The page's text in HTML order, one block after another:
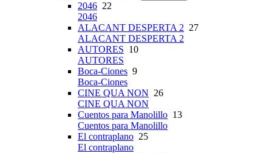
2046 22
2046
ALACANT DESPERTA 2 27
ALACANT DESPERTA 2
AUTORES 10
AUTORES
Boca-Ciones 9
Boca-Ciones
CINE QUA NON 26
CINE QUA NON
Cuentos para Manolillo 13
Cuentos para Manolillo
El contraplano 25
El contraplano